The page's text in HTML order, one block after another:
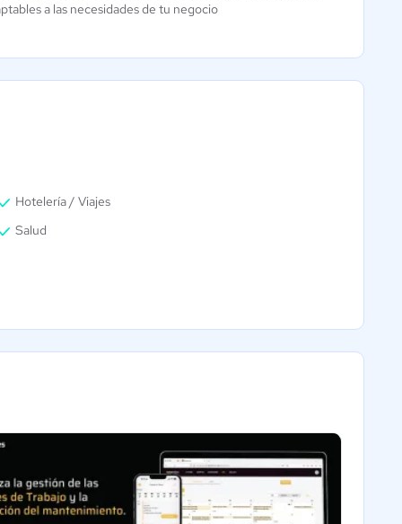
a las necesidades de tu negocio
Hotelería / Viajes
Salud